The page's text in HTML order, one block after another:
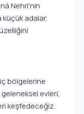
Nehri'nin
adalar,
bölgelerine
evleri,
keşfedeceğiz.